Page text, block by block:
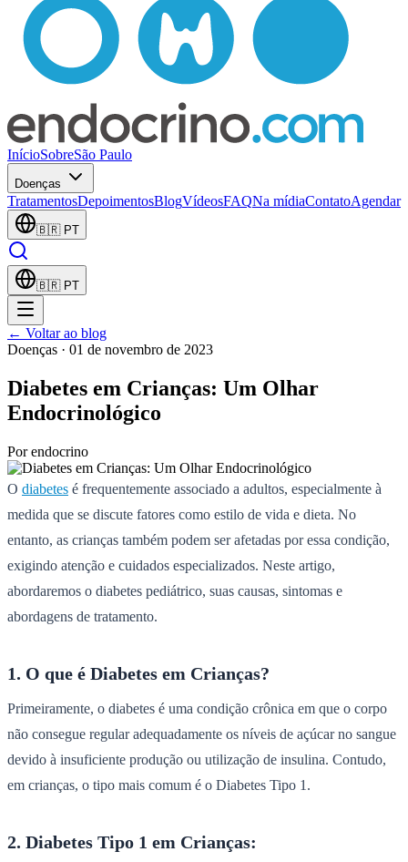
InícioSobreSão Paulo
Doenças
TratamentosDepoimentosBlogVídeosFAQNa mídiaContatoAgendar
🇧🇷 PT
🇧🇷 PT
← Voltar ao blog
Doenças · 01 de novembro de 2023
Diabetes em Crianças: Um Olhar
Endocrinológico
Porendocrino
O diabetes é frequentemente associado a adultos, especialmente à
medida que se discute fatores como estilo de vida e dieta. No
entanto, as crianças também podem ser afetadas por essa condição,
exigindo atenção e cuidados especializados. Neste artigo,
abordaremos o diabetes pediátrico, suas causas, sintomas e
abordagens de tratamento.
1. O que é Diabetes em Crianças?
Primeiramente, o diabetes é uma condição crônica em que o corpo
não consegue regular adequadamente os níveis de açúcar no sangue
devido à insuficiente produção ou utilização de insulina. Contudo,
em crianças, o tipo mais comum é o Diabetes Tipo 1.
2. Diabetes Tipo 1 em Crianças: